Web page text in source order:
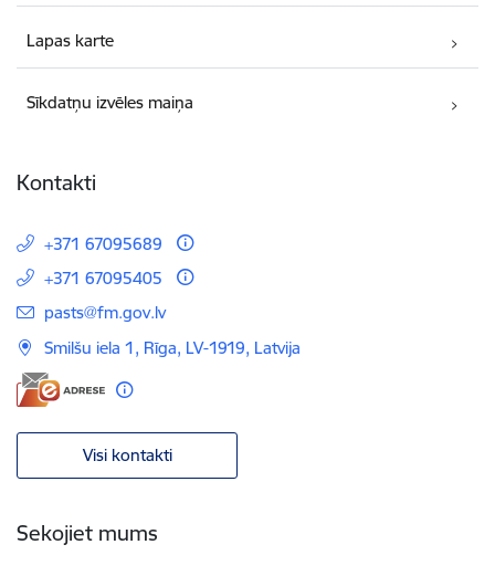
Lapas karte
Sīkdatņu izvēles maiņa
Kontakti
+371 67095689
+371 67095405
E-pasts:
pasts@fm.gov.lv
Smilšu iela 1, Rīga, LV-1919, Latvija
Visi kontakti
Sekojiet mums